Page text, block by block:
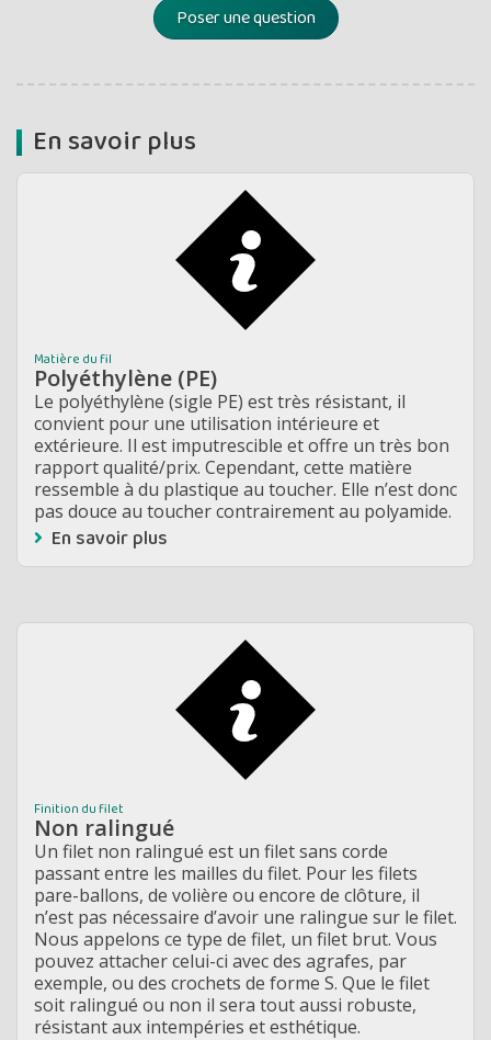
Poser une question
En savoir plus
Matière du fil
Polyéthylène (PE)
Le polyéthylène (sigle PE) est très résistant, il
convient pour une utilisation intérieure et
extérieure. Il est imputrescible et offre un très bon
rapport qualité/prix. Cependant, cette matière
ressemble à du plastique au toucher. Elle n’est donc
pas douce au toucher contrairement au polyamide.
En savoir plus
Finition du filet
Non ralingué
Un filet non ralingué est un filet sans corde
passant entre les mailles du filet. Pour les filets
pare-ballons, de volière ou encore de clôture, il
n’est pas nécessaire d’avoir une ralingue sur le filet.
Nous appelons ce type de filet, un filet brut. Vous
pouvez attacher celui-ci avec des agrafes, par
exemple, ou des crochets de forme S. Que le filet
soit ralingué ou non il sera tout aussi robuste,
résistant aux intempéries et esthétique.